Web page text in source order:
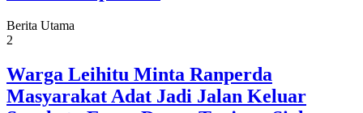
Berita Utama
2
Warga Leihitu Minta Ranperda
Masyarakat Adat Jadi Jalan Keluar